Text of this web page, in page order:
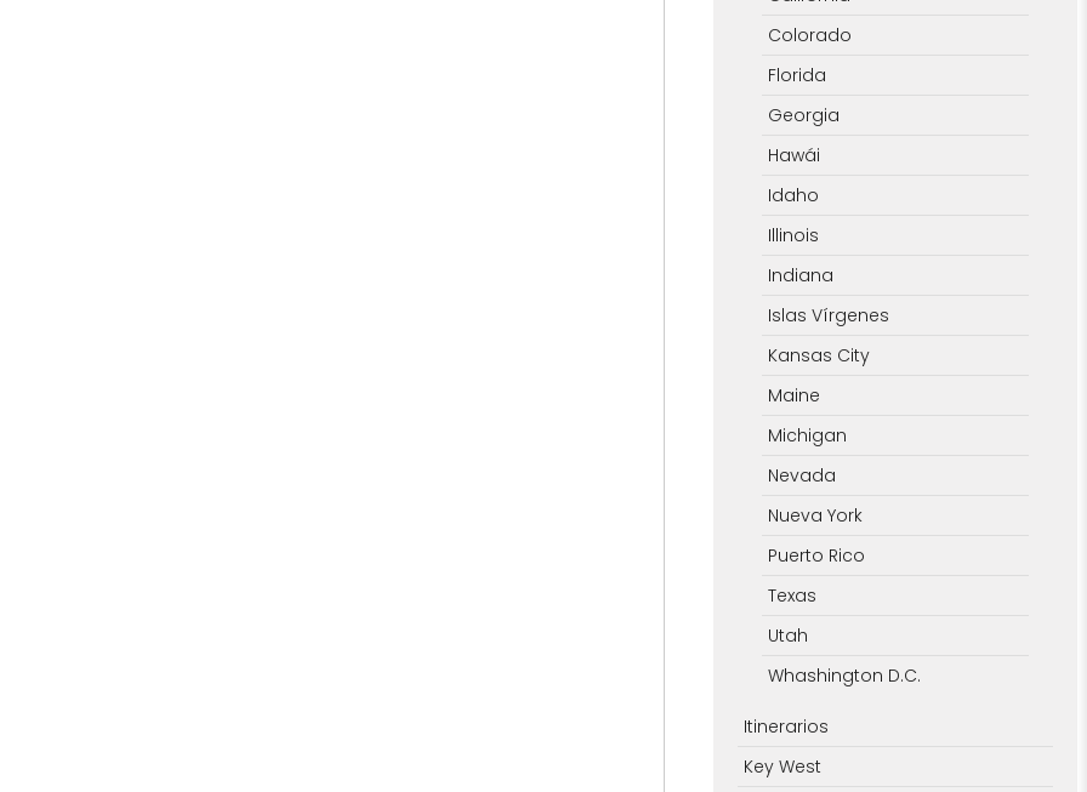
Colorado
Florida
Georgia
Hawái
Idaho
Illinois
Indiana
Islas Vírgenes
Kansas City
Maine
Michigan
Nevada
Nueva York
Puerto Rico
Texas
Utah
Whashington D.C.
Itinerarios
Key West